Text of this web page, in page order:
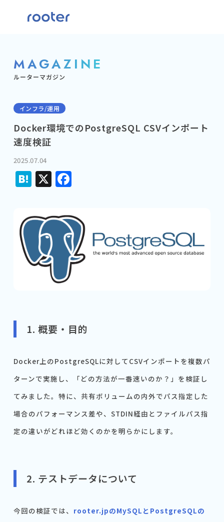
MAGAZINE
ルーターマガジン
インフラ/運用
Docker環境でのPostgreSQL CSVインポート
速度検証
2025.07.04
Hatena
X Facebook
1. 概要・目的
Docker上のPostgreSQLに対してCSVインポートを複数パ
ターンで実施し、「どの方法が一番速いのか？」を検証し
てみました。特に、共有ボリュームの内外でパス指定した
場合のパフォーマンス差や、STDIN経由とファイルパス指
定の違いがどれほど効くのかを明らかにします。
2. テストデータについて
今回の検証では、 rooter.jpのMySQLとPostgreSQLの